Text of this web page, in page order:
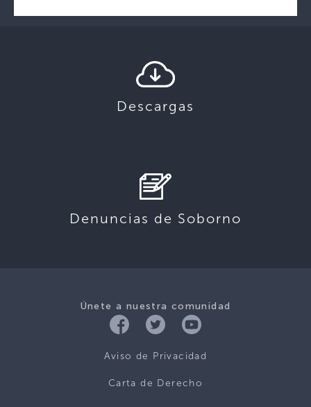
Descargas
Denuncias de Soborno
Únete a nuestra comunidad
Aviso de Privacidad
Carta de Derecho